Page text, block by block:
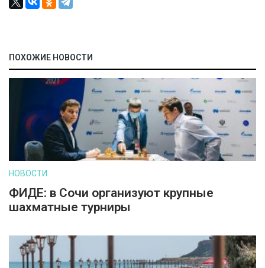
ПОХОЖИЕ НОВОСТИ
НОВОСТИ
ФИДЕ: в Сочи организуют крупные
шахматные турниры